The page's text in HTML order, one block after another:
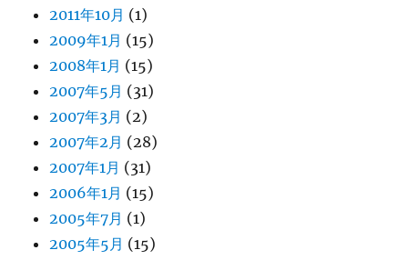
2011年10月 (1)
2009年1月 (15)
2008年1月 (15)
2007年5月 (31)
2007年3月 (2)
2007年2月 (28)
2007年1月 (31)
2006年1月 (15)
2005年7月 (1)
2005年5月 (15)